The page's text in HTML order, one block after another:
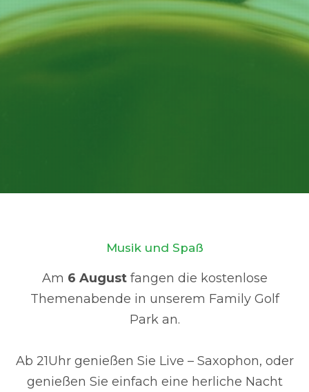
Musik und Spaß
Am 6 Augustfangen die kostenlose
Themenabende in unserem Family Golf
Park an.
Ab 21Uhr genießen Sie Live – Saxophon, oder
genießen Sie einfach eine herliche Nacht